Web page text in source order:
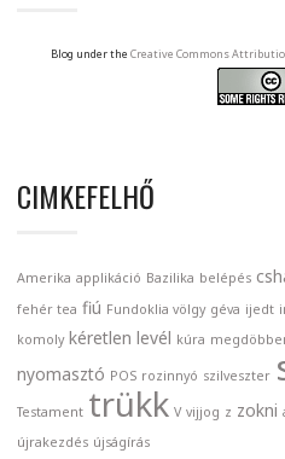
Blog under the Creative Commons
CIMKEFELHŐ
Amerika applikáció Bazilika belépés
fehér tea fiú Fundoklia völgy géva ijedt
komoly kéretlen levél kúra
nyomasztó POS rozinnyó szilveszter
Testament trükk V vijjog z zokni
újrakezdés újságírás